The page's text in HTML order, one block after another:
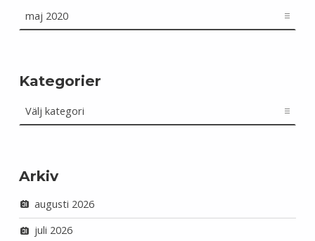
Kategorier
Arkiv
augusti 2026
juli 2026